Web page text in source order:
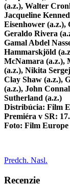
(a.z.), Walter
Jacqueline
Eisenhower (a.z.),
Geraldo Rivera
Gamal Abdel
Hammarskjöld
McNamara (a.z.),
(a.z.), Nikita
Clay Shaw (a.z.),
(a.z.), John
Sutherland (a.z.)
Distribúcia: Film
Premiéra v SR:
Foto: Film Europe
Predch. Nasl.
Recenzie